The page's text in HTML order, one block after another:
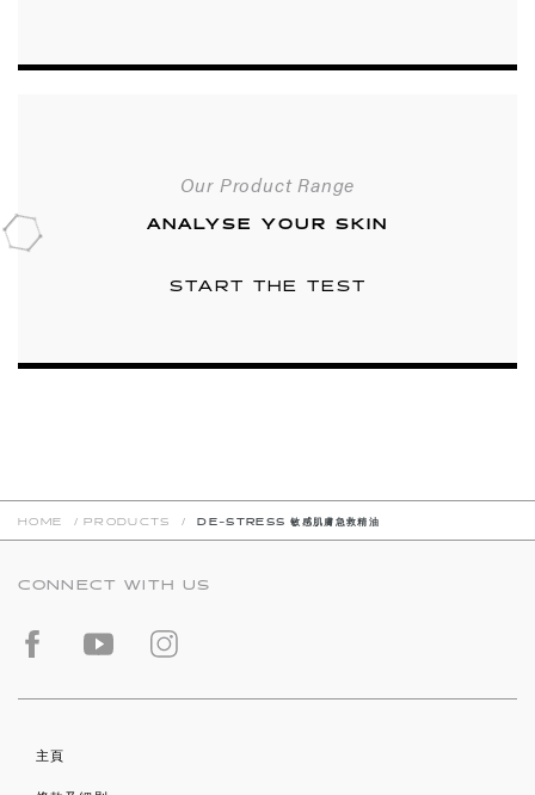
Our Product Range
ANALYSE YOUR SKIN
START THE TEST
HOME /PRODUCTS / DE-STRESS 敏感肌膚急救精油
CONNECT WITH US
主頁